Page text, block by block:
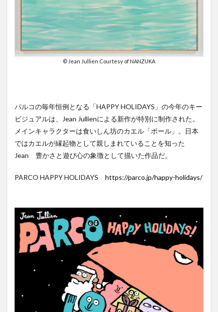
© Jean Jullien Courtesy of NANZUKA
パルコの毎年恒例となる「HAPPY HOLIDAYS」の今年のキー
ビジュアルは、Jean Jullienによる新作が特別に制作された。
メインキャラクターは食いしん坊のカエル「ポール」。日本
ではカエルが縁起物として親しまれていることを知った
Jean 豊かさと遊び心の象徴として描いた作品だ。
PARCO HAPPY HOLIDAYS https://parco.jp/happy-holidays/